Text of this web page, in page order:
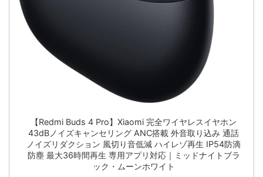
【Redmi Buds 4 Pro】Xiaomi 完全ワイヤレスイヤホン
43dBノイズキャンセリング ANC搭載 外音取り込み 通話
ノイズリダクション 風切り音低減 ハイレゾ再生 IP54防滴
防塵 最大36時間再生 専用アプリ対応｜ミッドナイトブラ
ック・ムーンホワイト